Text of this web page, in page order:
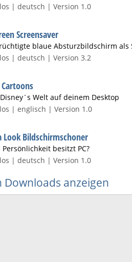
| deutsch | Version 1.0
Screensaver
blaue Absturzbildschirm als
| deutsch | Version 3.2
Welt auf deinem Desktop
| englisch | Version 1.0
Bildschirmschoner
Persönlichkeit besitzt PC?
| deutsch | Version 1.0
Downloads anzeigen